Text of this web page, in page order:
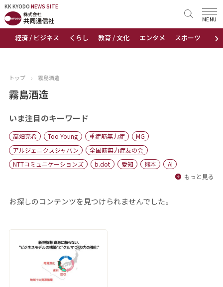
KK KYODO NEWS SITE
›
経済 / ビジネス くらし 教育 / 文化 エンタメ スポーツ 地域
MENU
KK KYODONEWS SITE
トップページ
ニュース
おすすめコンテンツ
出版物
会社概要
トップ › 霧島酒造
霧島酒造
いま注目のキーワード
高畑充希 Too Young 重症筋無力症
MG
アルジェニクスジャパン
全国筋無力症友の会
NTTコミュニケーションズ
b.dot 愛知 熊本
AI
もっと見る
お探しのコンテンツを見つけられませんでした。